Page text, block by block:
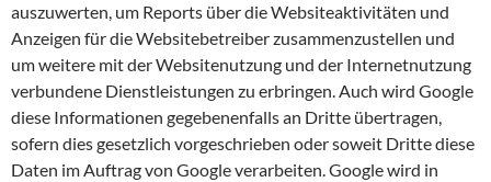
auszuwerten, um Reports über die Websiteaktivitäten und
Anzeigen für die Websitebetreiber zusammenzustellen und
um weitere mit der Websitenutzung und der Internetnutzung
verbundene Dienstleistungen zu erbringen. Auch wird Google
diese Informationen gegebenenfalls an Dritte übertragen,
sofern dies gesetzlich vorgeschrieben oder soweit Dritte diese
Daten im Auftrag von Google verarbeiten. Google wird in